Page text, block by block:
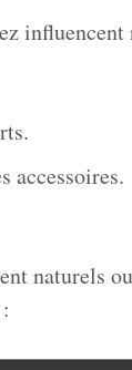
influencent
accessoires.
naturels ou